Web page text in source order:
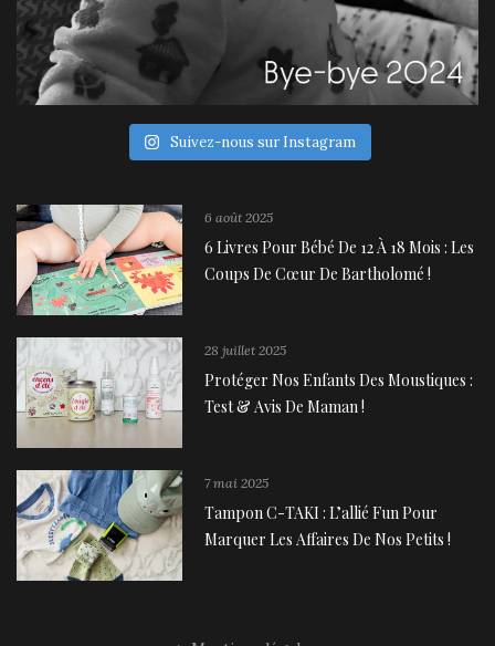
Suivez-nous sur Instagram
6 août 2025
6 Livres Pour Bébé De 12 À 18 Mois : Les
Coups De Cœur De Bartholomé !
28 juillet 2025
Protéger Nos Enfants Des Moustiques :
Test & Avis De Maman !
7 mai 2025
Tampon C-TAKI : L’allié Fun Pour
Marquer Les Affaires De Nos Petits !